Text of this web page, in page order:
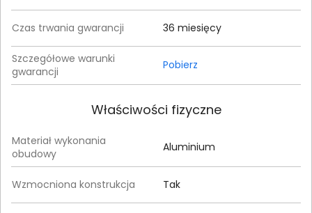
Czas trwania gwarancji 36 miesięcy
Szczegółowe warunki
gwarancji
Pobierz
Właściwości fizyczne
Materiał wykonania
obudowy
Aluminium
Wzmocniona konstrukcja Tak